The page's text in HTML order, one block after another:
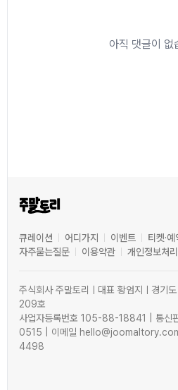
아직 댓글이 없
큐레이션 어디가지 이벤트 티켓·예
자주묻는질문
이용약관 개인정보처
주식회사 주말토리ㅣ대표 황엄지ㅣ경기
209호
사업자등록번호 105-88-18841 | 통신
0515 | 이메일
4498